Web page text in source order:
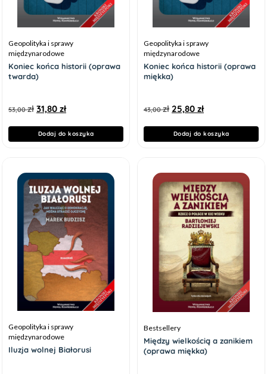
Geopolityka i sprawy
międzynarodowe
Koniec końca historii (oprawa
twarda)
53,00zł 31,80 zł
Dodaj do koszyka
Geopolityka i sprawy
międzynarodowe
Koniec końca historii (oprawa
miękka)
43,00zł 25,80 zł
Dodaj do koszyka
Geopolityka i sprawy
międzynarodowe
Iluzja wolnej Białorusi
Bestsellery
Między wielkością a zanikiem
(oprawa miękka)